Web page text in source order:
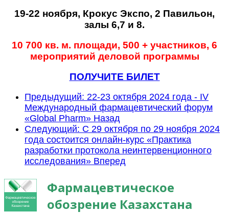
19-22 ноября, Крокус Экспо, 2 Павильон,
залы 6,7 и 8.
10 700 кв. м. площади, 500 + участников, 6
мероприятий деловой программы
ПОЛУЧИТЕ БИЛЕТ
Предыдущий: 22-23 октября 2024 года - IV
Международный фармацевтический форум
«Global Pharm» Назад
Следующий: С 29 октября по 29 ноября 2024
года состоится онлайн-курс «Практика
разработки протокола неинтервенционного
исследования» Вперед
Фармацевтическое
обозрение Казахстана